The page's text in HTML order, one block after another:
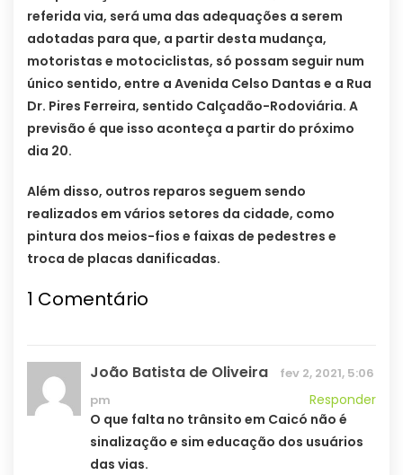
referida via, será uma das adequações a serem
adotadas para que, a partir desta mudança,
motoristas e motociclistas, só possam seguir num
único sentido, entre a Avenida Celso Dantas e a Rua
Dr. Pires Ferreira, sentido Calçadão-Rodoviária. A
previsão é que isso aconteça a partir do próximo
dia 20.
Além disso, outros reparos seguem sendo
realizados em vários setores da cidade, como
pintura dos meios-fios e faixas de pedestres e
troca de placas danificadas.
1 Comentário
João Batista de Oliveira
fev 2, 2021, 5:06
pm
Responder
O que falta no trânsito em Caicó não é
sinalização e sim educação dos usuários
das vias.